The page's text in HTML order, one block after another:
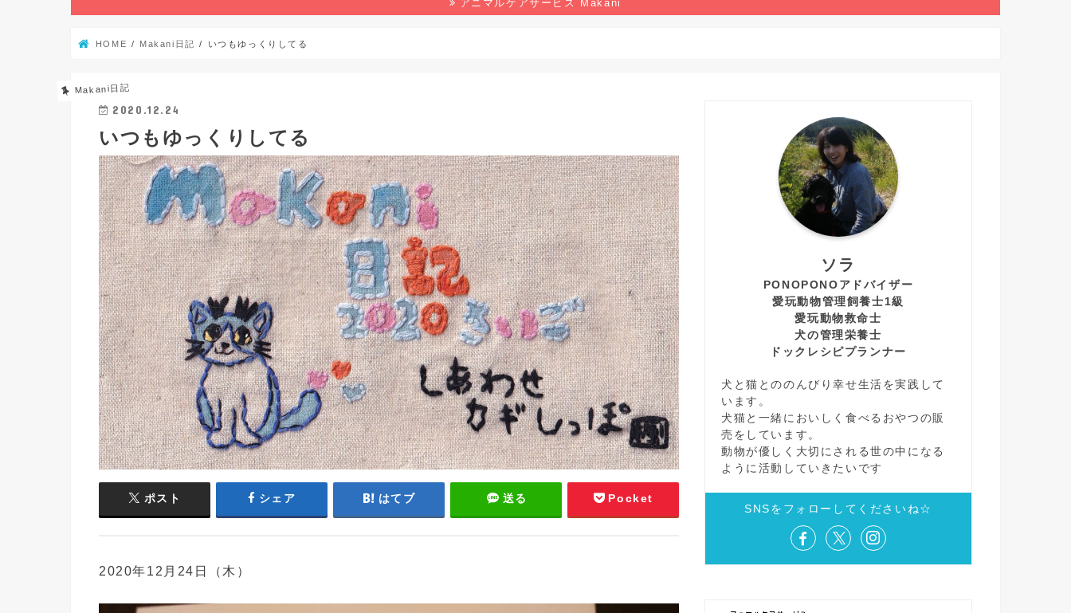
野生生物
マンガ
本の感想
環境
アニマルケアサービス Makani
HOME Makani日記 いつもゆっくりしてる
Makani日記
2020.12.24
いつもゆっくりしてる
ポスト シェア はてブ 送る Pocket
2020年12月24日（木）
ソラ
PONOPONOアドバイザー
愛玩動物管理飼養士1級
愛玩動物救命士
犬の管理栄養士
ドックレシピプランナー
犬と猫とののんびり幸せ生活を実践して
います。
犬猫と一緒においしく食べるおやつの販
売をしています。
動物が優しく大切にされる世の中になる
ように活動していきたいです
SNSをフォローしてくださいね☆